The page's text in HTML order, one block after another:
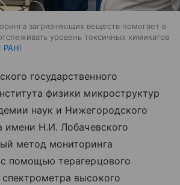
загрязняющих веществ помогает в
уровень токсичных химикатов
РАН
государственного
физики микроструктур
наук и Нижегородского
имени Н.И. Лобачевского
метод мониторинга
помощью терагерцового
высокого